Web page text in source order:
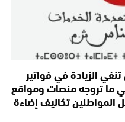
الزيادة في فواتير
ما تروجه منصات ومواقع
المواطنين تكاليف إضاءة